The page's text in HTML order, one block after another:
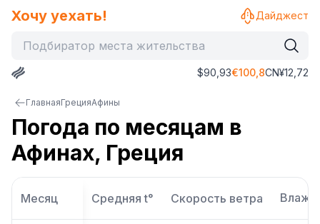
Хочу уехать!
$90,93€100,8CN¥12,72
Дайджест
ГлавнаяГрецияАфины
Погода по месяцам в
Афинах, Греция
Месяц Средняя t° Скорость ветра